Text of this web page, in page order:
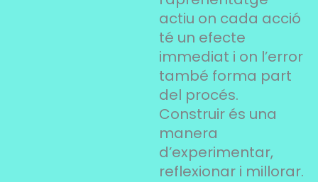
actiu on cada acció
té un efecte
immediat i on l’error
també forma part
del procés.
Construir és una
manera
d’experimentar,
reflexionar i millorar.